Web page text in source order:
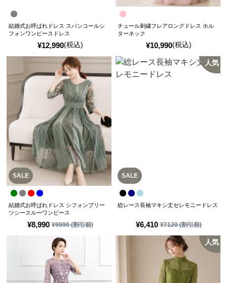
¥12,990(税込)
結婚式お呼ばれドレス スパンコールシ
フォンワンピースドレス
¥10,990(税込)
チュール刺繍フレアロングドレス ホル
ターネック
SALE
¥8,990 ¥9990(割引前)
結婚式お呼ばれドレス シフォンプリー
ツシースルーワンピース
SALE
人気
¥6,410 ¥7120(割引前)
総レース長袖マキシ丈セレモニードレス
人気